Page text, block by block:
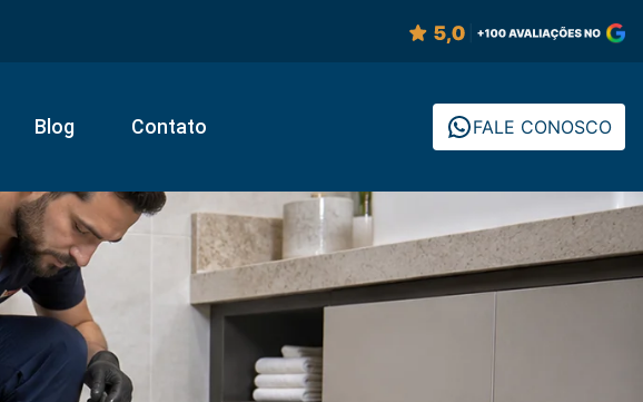
Blog Contato FALE CONOSCO